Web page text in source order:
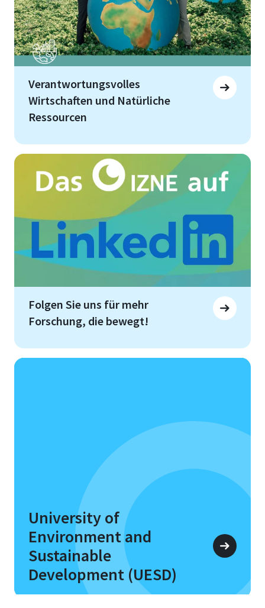
Verantwortungsvolles
Wirtschaften und Natürliche
Ressourcen
Folgen Sie uns für mehr
Forschung, die bewegt!
University of
Environment and
Sustainable
Development (UESD)